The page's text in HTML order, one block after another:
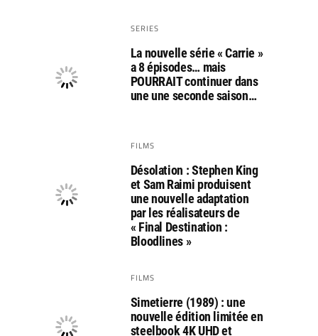
SERIES
La nouvelle série « Carrie »
a 8 épisodes… mais
POURRAIT continuer dans
une une seconde saison…
FILMS
Désolation : Stephen King
et Sam Raimi produisent
une nouvelle adaptation
par les réalisateurs de
« Final Destination :
Bloodlines »
FILMS
Simetierre (1989) : une
nouvelle édition limitée en
steelbook 4K UHD et